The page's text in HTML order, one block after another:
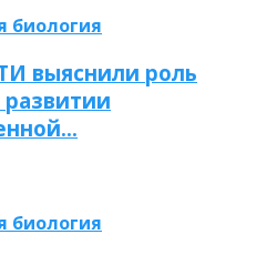
биология
выяснили роль
биология